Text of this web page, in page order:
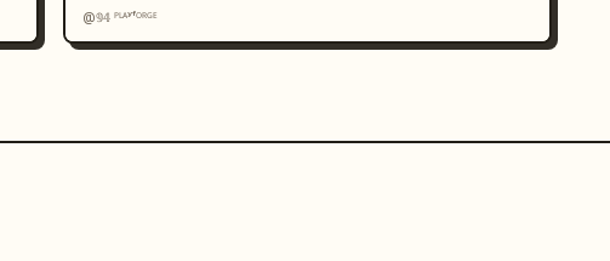
@𝟡𝟜 ᴾᴸᴬʸᶠᴼᴿᴳᴱ